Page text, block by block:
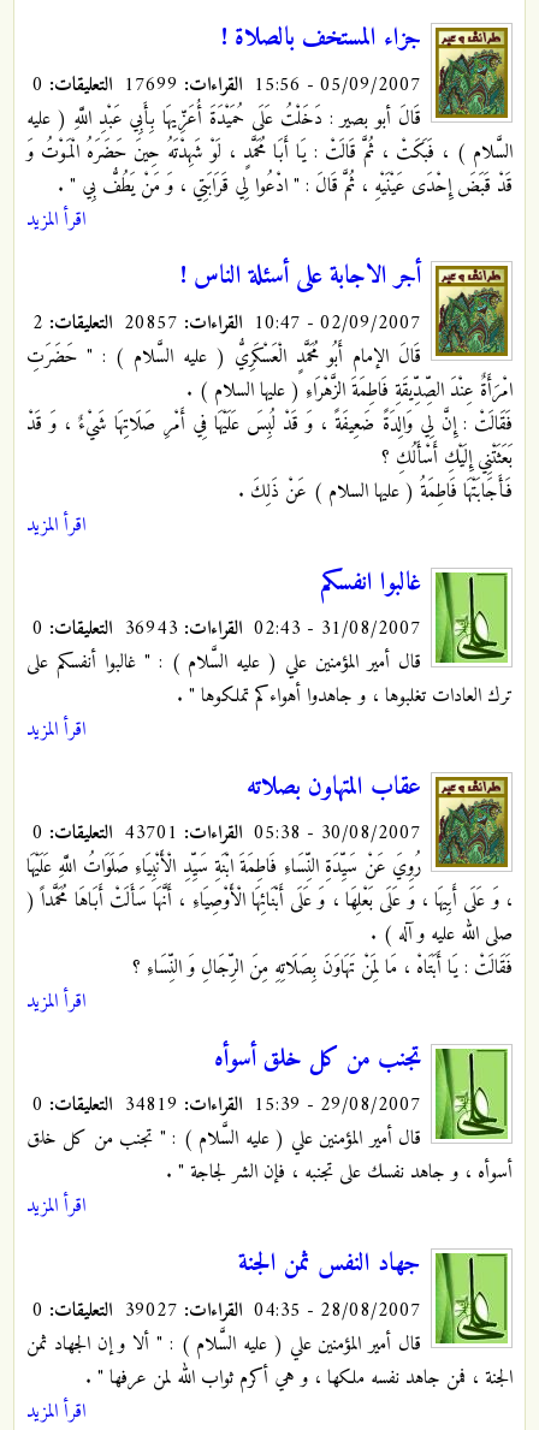
جزاء المستخف بالصلاة !
05/09/2007 - 15:56 القراءات: التعليقات:
قَالَ أبو بصير : دَخَلْتُ عَلَى حُمَيْدَةَ أُعَزِّيهَا بِأَبِي عَبْدِ اللَّهِ ( عليه
السَّلام ) ، فَبَكَتْ ، ثُمَّ قَالَتْ : يَا أَبَا مُحَمَّدٍ ، لَوْ شَهِدْتَهُ حِينَ حَضَرَهُ الْمَوْتُ وَ
قَدْ قَبَضَ إِحْدَى عَيْنَيْهِ ، ثُمَّ قَالَ : " ادْعُوا لِي قَرَابَتِي ، وَ مَنْ يَطُفُّ بِي " .
اقرأ المزيد
أجر الاجابة على أسئلة الناس !
02/09/2007 - 10:47 القراءات: التعليقات:
قَالَ الإمام أَبُو مُحَمَّدٍ الْعَسْكَرِيُّ ( عليه السَّلام ) : " حَضَرَتِ
امْرَأَةٌ عِنْدَ الصِّدِّيقَةِ فَاطِمَةَ الزَّهْرَاءِ ( عليها السلام ) .
فَقَالَتْ : إِنَّ لِي وَالِدَةً ضَعِيفَةً ، وَ قَدْ لُبِسَ عَلَيْهَا فِي أَمْرِ صَلَاتِهَا شَيْ‏ءٌ ، وَ قَدْ
بَعَثَتْنِي إِلَيْكِ أَسْأَلُكِ ؟
فَأَجَابَتْهَا فَاطِمَةُ ( عليها السلام ) عَنْ ذَلِكَ .
اقرأ المزيد
غالبوا انفسكم
31/08/2007 - 02:43 القراءات: التعليقات:
قال أمير المؤمنين علي ( عليه السَّلام ) : " غالبوا أنفسكم على
ترك العادات تغلبوها ، و جاهدوا أهواءكم تملكوها " .
اقرأ المزيد
عقاب المتهاون بصلاته
30/08/2007 - 05:38 القراءات: التعليقات:
رُوِيَ عَنْ سَيِّدَةِ النِّسَاءِ فَاطِمَةَ ابْنَةِ سَيِّدِ الْأَنْبِيَاءِ صَلَوَاتُ اللَّهِ عَلَيْهَا
، وَ عَلَى أَبِيهَا ، وَ عَلَى بَعْلِهَا ، وَ عَلَى أَبْنَائِهَا الْأَوْصِيَاءِ ، أَنَّهَا سَأَلَتْ أَبَاهَا مُحَمَّداً (
صلى الله عليه و آله ) .
فَقَالَتْ : يَا أَبَتَاهْ ، مَا لِمَنْ تَهَاوَنَ بِصَلَاتِهِ مِنَ الرِّجَالِ وَ النِّسَاءِ ؟
اقرأ المزيد
تجنب من كل خلق أسوأه
29/08/2007 - 15:39 القراءات: التعليقات:
قال أمير المؤمنين علي ( عليه السَّلام ) : " تجنب من كل خلق
أسوأه ، و جاهد نفسك على تجنبه ، فإن الشر لجاجة " .
اقرأ المزيد
جهاد النفس ثمن الجنة
28/08/2007 - 04:35 القراءات: التعليقات:
قال أمير المؤمنين علي ( عليه السَّلام ) : " ألا و إن الجهاد ثمن
الجنة ، فمن جاهد نفسه ملكها ، و هي أكرم ثواب الله لمن عرفها " .
اقرأ المزيد